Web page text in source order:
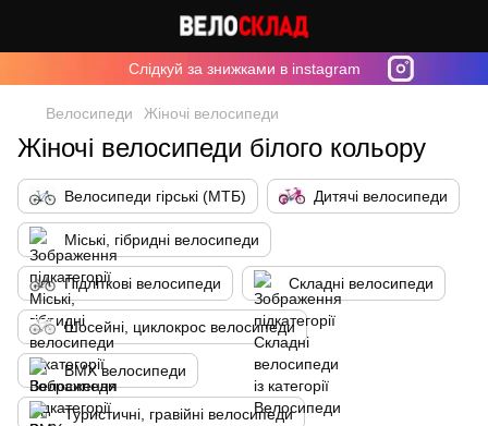
Cлідкуй за знижками в instagram
Велосипеди Жіночі велосипеди
Жіночі велосипеди білого кольору
Велосипеди гірські (МТБ) Дитячі велосипеди
Міські, гібридні велосипеди
Підліткові велосипеди Складні велосипеди
Шосейні, циклокрос велосипеди
BMX велосипеди
Туристичні, гравійні велосипеди